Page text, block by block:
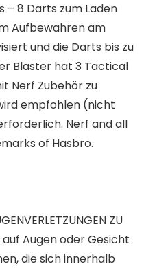
– 8 Darts zum Laden
Aufbewahren am
und die Darts bis zu
Blaster hat 3 Tactical
Nerf Zubehör zu
empfohlen (nicht
Nerf and all
of Hasbro.
ZU
auf Augen oder Gesicht
die sich innerhalb